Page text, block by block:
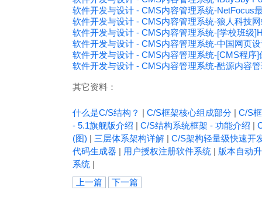
软件开发与设计 - CMS内容管理系统-NetFocus
软件开发与设计 - CMS内容管理系统-狼人科技
软件开发与设计 - CMS内容管理系统-[学校班级
软件开发与设计 - CMS内容管理系统-中国网页
软件开发与设计 - CMS内容管理系统-[CMS程序
软件开发与设计 - CMS内容管理系统-酷源内容
其它资料：
什么是C/S结构？ | C/S框架核心组成部分 | C/S
- 5.1旗舰版介绍 | C/S结构系统框架 - 功能介绍 |
(图) | 三层体系架构详解 | C/S架构轻量级快速开
代码生成器 | 用户授权注册软件系统 | 版本自动
系统 |
上一篇
下一篇